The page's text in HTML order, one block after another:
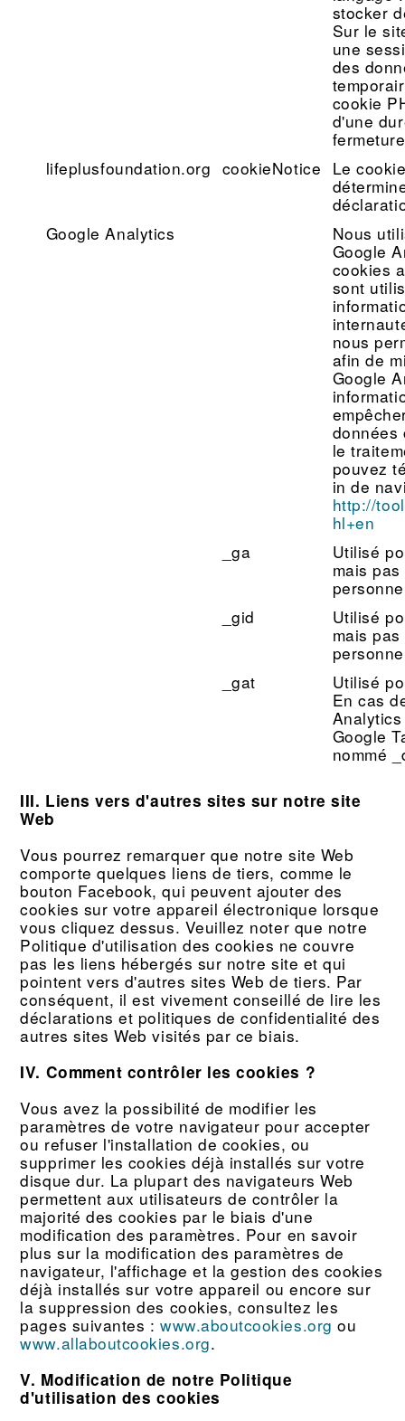
stocker
Sur le
une
des
cookie
d'une
lifeplusfoundation.org cookieNotice Le
Google Analytics
Nous
Google
cookies
sont
nous
afin de
Google
données
le
pouvez
in de
http://
hl+en
_ga
Utilisé
mais
_gid
Utilisé
mais
_gat
Utilisé
En cas
Google
nommé
III. Liens vers d'autres sites sur notre site
Web
Vous pourrez remarquer que notre site Web
comporte quelques liens de tiers, comme le
bouton Facebook, qui peuvent ajouter des
cookies sur votre appareil électronique lorsque
vous cliquez dessus. Veuillez noter que notre
Politique d'utilisation des cookies ne couvre
pas les liens hébergés sur notre site et qui
pointent vers d'autres sites Web de tiers. Par
conséquent, il est vivement conseillé de lire les
déclarations et politiques de confidentialité des
autres sites Web visités par ce biais.
IV. Comment contrôler les cookies ?
Vous avez la possibilité de modifier les
paramètres de votre navigateur pour accepter
ou refuser l'installation de cookies, ou
supprimer les cookies déjà installés sur votre
disque dur. La plupart des navigateurs Web
permettent aux utilisateurs de contrôler la
majorité des cookies par le biais d'une
modification des paramètres. Pour en savoir
plus sur la modification des paramètres de
navigateur, l'affichage et la gestion des cookies
déjà installés sur votre appareil ou encore sur
la suppression des cookies, consultez les
pages suivantes :www.aboutcookies.org ou
www.allaboutcookies.org.
V. Modification de notre Politique
d'utilisation des cookies